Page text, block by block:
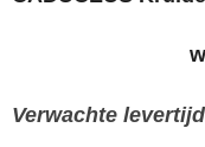
Verwachte